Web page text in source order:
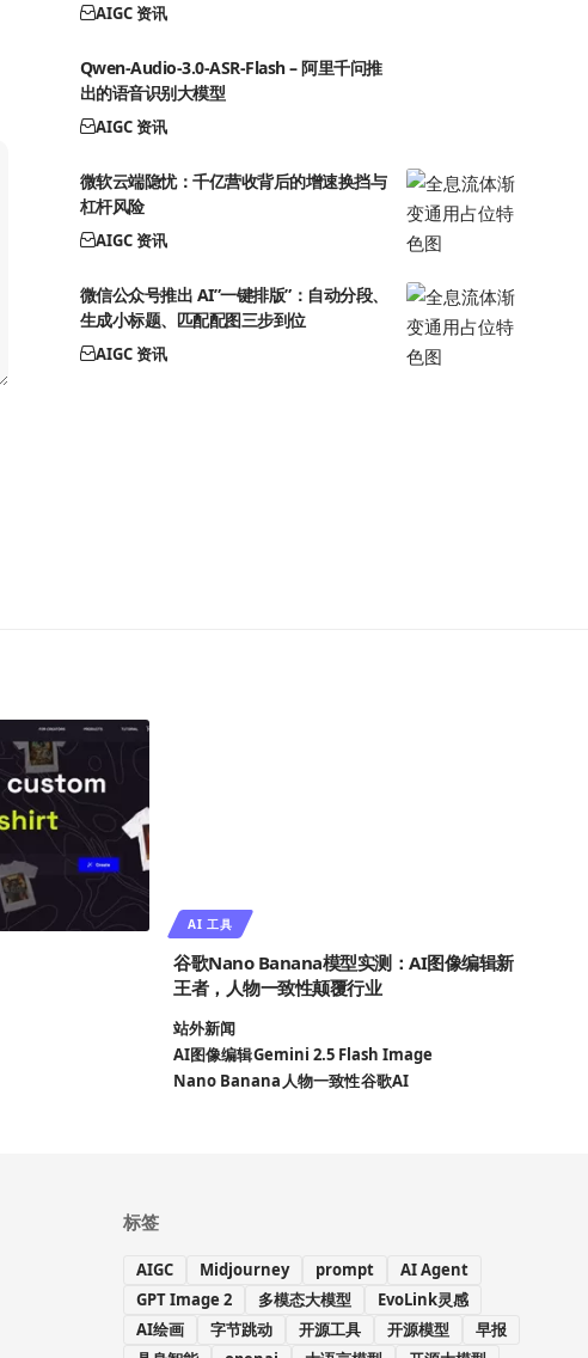
AIGC 资讯
Qwen-Audio-3.0-ASR-Flash – 阿里千问推
出的语音识别大模型
AIGC 资讯
微软云端隐忧：千亿营收背后的增速换挡与
杠杆风险
AIGC 资讯
微信公众号推出 AI”一键排版”：自动分段、
生成小标题、匹配配图三步到位
AIGC 资讯
AI 工具
谷歌Nano Banana模型实测：AI图像编辑新
王者，人物一致性颠覆行业
站外新闻
AI图像编辑Gemini 2.5 Flash Image
Nano Banana人物一致性谷歌AI
标签
AIGC Midjourney prompt
AI Agent
GPT Image 2
多模态大模型
EvoLink灵感
AI绘画
字节跳动 开源工具 开源模型
早报